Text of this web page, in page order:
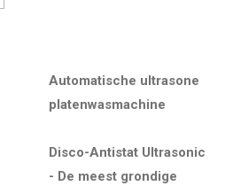
Automatische ultrasone
platenwasmachine
Disco-Antistat Ultrasonic
- De meest grondige